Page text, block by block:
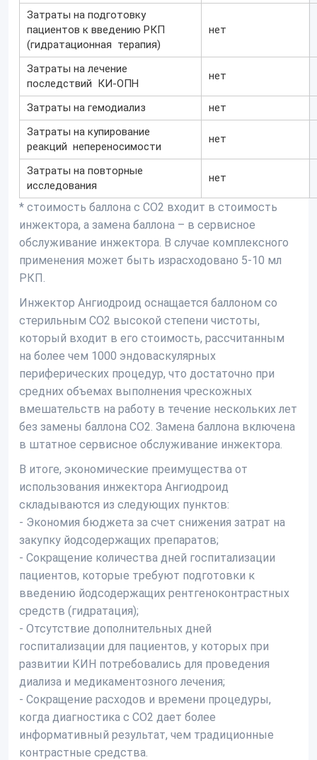
Затраты на подготовку
пациентов к введению РКП
(гидратационная терапия)
нет
Затраты на лечение
последствий КИ-ОПН
нет
Затраты на гемодиализ
нет
Затраты на купирование
реакций непереносимости
нет
Затраты на повторные
исследования
нет
* стоимость баллона с CO2 входит в стоимость
инжектора, а замена баллона – в сервисное
обслуживание инжектора. В случае комплексного
применения может быть израсходовано 5-10 мл
РКП.
Инжектор Ангиодроид оснащается баллоном со
стерильным CO2 высокой степени чистоты,
который входит в его стоимость, рассчитанным
на более чем 1000 эндоваскулярных
периферических процедур, что достаточно при
средних объемах выполнения чрескожных
вмешательств на работу в течение нескольких лет
без замены баллона CO2. Замена баллона включена
в штатное сервисное обслуживание инжектора.
В итоге, экономические преимущества от
использования инжектора Ангиодроид
складываются из следующих пунктов:
- Экономия бюджета за счет снижения затрат на
закупку йодсодержащих препаратов;
- Сокращение количества дней госпитализации
пациентов, которые требуют подготовки к
введению йодсодержащих рентгеноконтрастных
средств (гидратация);
- Отсутствие дополнительных дней
госпитализации для пациентов, у которых при
развитии КИН потребовались для проведения
диализа и медикаментозного лечения;
- Сокращение расходов и времени процедуры,
когда диагностика с СО2 дает более
информативный результат, чем традиционные
контрастные средства.